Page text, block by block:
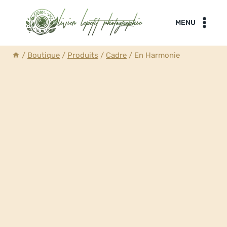
contenu
MENU
/ Boutique / Produits / Cadre / En Harmonie